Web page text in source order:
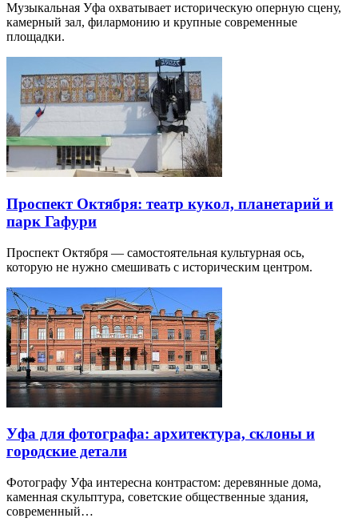
Музыкальная Уфа охватывает историческую оперную сцену,
камерный зал, филармонию и крупные современные
площадки.
Проспект Октября: театр кукол, планетарий и
парк Гафури
Проспект Октября — самостоятельная культурная ось,
которую не нужно смешивать с историческим центром.
Уфа для фотографа: архитектура, склоны и
городские детали
Фотографу Уфа интересна контрастом: деревянные дома,
каменная скульптура, советские общественные здания,
современный…